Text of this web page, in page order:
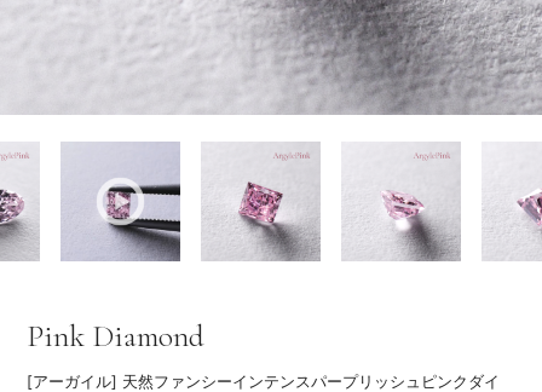
Pink Diamond
[アーガイル] 天然ファンシーインテンスパープリッシュピンクダイ